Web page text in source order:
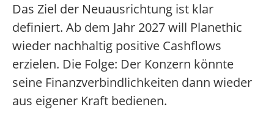
Das Ziel der Neuausrichtung ist klar
definiert. Ab dem Jahr 2027 will Planethic
wieder nachhaltig positive Cashflows
erzielen. Die Folge: Der Konzern könnte
seine Finanzverbindlichkeiten dann wieder
aus eigener Kraft bedienen.